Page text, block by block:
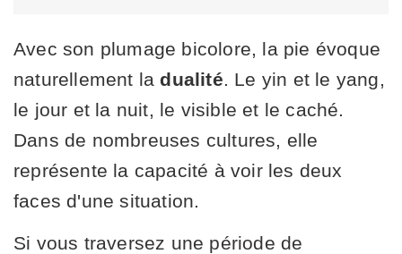
Avec son plumage bicolore, la pie évoque
naturellement ladualité . Le yin et le yang,
le jour et la nuit, le visible et le caché.
Dans de nombreuses cultures, elle
représente la capacité à voir les deux
faces d'une situation.
Si vous traversez une période de